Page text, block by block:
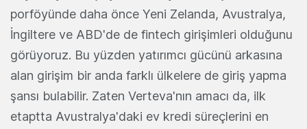
porföyünde daha önce Yeni Zelanda, Avustralya,
İngiltere ve ABD'de de fintech girişimleri olduğunu
görüyoruz. Bu yüzden yatırımcı gücünü arkasına
alan girişim bir anda farklı ülkelere de giriş yapma
şansı bulabilir. Zaten Verteva'nın amacı da, ilk
etaptta Avustralya'daki ev kredi süreçlerini en